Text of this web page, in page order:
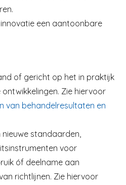
een aantoonbare
of gericht op het in praktijk
Zie hiervoor
van behandelresultaten en
standaarden,
voor
óf deelname aan
richtlijnen. Zie hiervoor